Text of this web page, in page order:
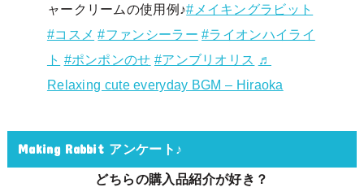
ャークリームの使用例♪#メイキングラビット
#コスメ #ファンシーラー #ライオンハイライ
ト #ポンポンのせ #アンブリオリス
♬
Relaxing cute everyday BGM – Hiraoka
Making Rabbit アンケート♪
どちらの購入品紹介が好き？